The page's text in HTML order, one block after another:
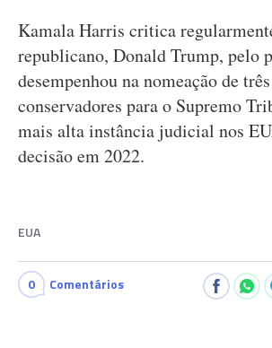
Kamala Harris critica
republicano, Donald Trump, pelo
desempenhou na nomeação de
conservadores para o Supremo
mais alta instância judicial nos
decisão em 2022.
EUA
0 Comentários